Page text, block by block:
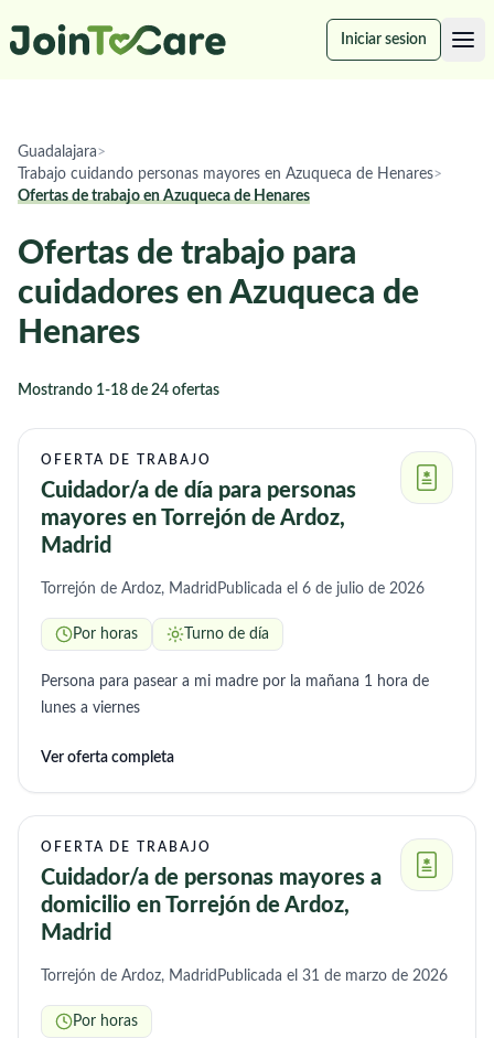
Iniciar sesion
Guadalajara>
Trabajo cuidando personas mayores en Azuqueca de Henares>
Ofertas de trabajo en Azuqueca de Henares
Ofertas de trabajo para
cuidadores en Azuqueca de
Henares
Mostrando 1-18 de 24 ofertas
OFERTA DE TRABAJO
Cuidador/a de día para personas
mayores en Torrejón de Ardoz,
Madrid
Torrejón de Ardoz, Madrid Publicada el 6 de julio de 2026
Por horas Turno de día
Persona para pasear a mi madre por la mañana 1 hora de
lunes a viernes
Ver oferta completa
OFERTA DE TRABAJO
Cuidador/a de personas mayores a
domicilio en Torrejón de Ardoz,
Madrid
Torrejón de Ardoz, Madrid Publicada el 31 de marzo de 2026
Por horas